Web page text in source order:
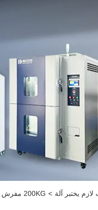
لازم يختبر آلة > 200KG مفرش كسوات صلابة اختبار آلات الأثاث والسيطرة على جهاز الكمبيوتر